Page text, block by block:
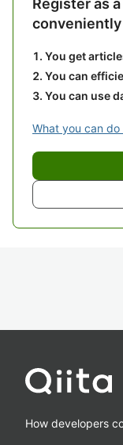
Register as
conveniently
You get
You can
You can use
What you can
How developers